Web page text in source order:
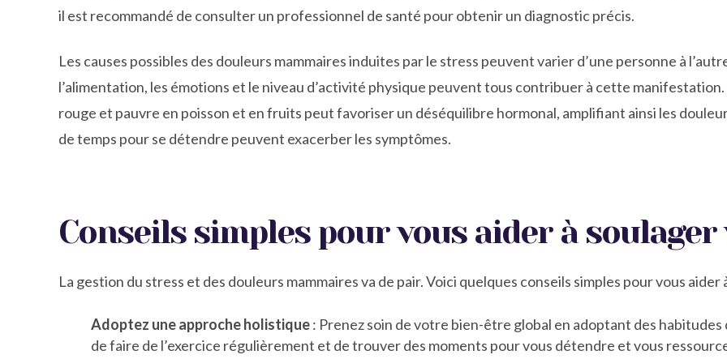
il est recommandé de consulter un professionnel de santé pour obtenir un diagnostic précis.
Les causes possibles des douleurs mammaires induites par le stress peuvent varier d’une personne à
l’alimentation, les émotions et le niveau d’activité physique peuvent tous contribuer à cette
rouge et pauvre en poisson et en fruits peut favoriser un déséquilibre hormonal, amplifiant ainsi les
de temps pour se détendre peuvent exacerber les symptômes.
Conseils simples pour vous aider à
La gestion du stress et des douleurs mammaires va de pair. Voici quelques conseils simples pour vous aider
Adoptez une approche holistique: Prenez soin de votre bien-être global en adoptant des
de faire de l’exercice régulièrement et de trouver des moments pour vous détendre et vous